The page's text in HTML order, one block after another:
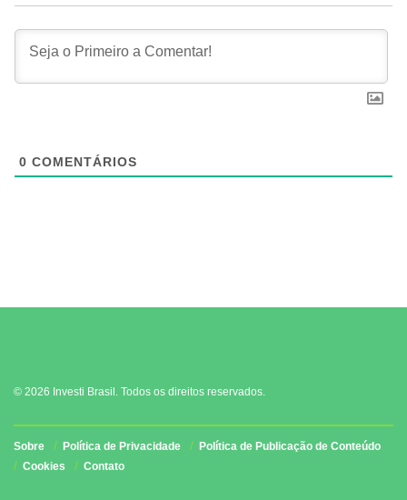
0 COMENTÁRIOS
© 2026 Investi Brasil. Todos os direitos reservados.
Sobre Política de Privacidade
Política de Publicação de Conteúdo
Cookies
Contato